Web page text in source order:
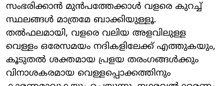
സംഭരിക്കാൻ മുൻപത്തേക്കാൾ വളരെ കുറച്ച്
സ്ഥലങ്ങൾ മാത്രമേ ബാക്കിയുള്ളൂ.
തൽഫലമായി, വളരെ വലിയ അളവിലുള്ള
വെള്ളം ഒരേസമയം നദികളിലേക്ക് എത്തുകയും,
കൂടുതൽ ശക്തമായ പ്രളയ തരംഗങ്ങൾക്കും
വിനാശകരമായ വെള്ളപ്പൊക്കത്തിനും